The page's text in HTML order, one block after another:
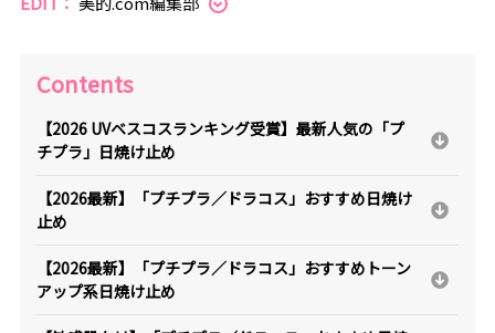
Contents
【2026 UVベスコスランキング受賞】最新人気の「プ
チプラ」日焼け止め
【2026最新】「プチプラ／ドラコス」おすすめ日焼け
止め
【2026最新】「プチプラ／ドラコス」おすすめトーン
アップ系日焼け止め